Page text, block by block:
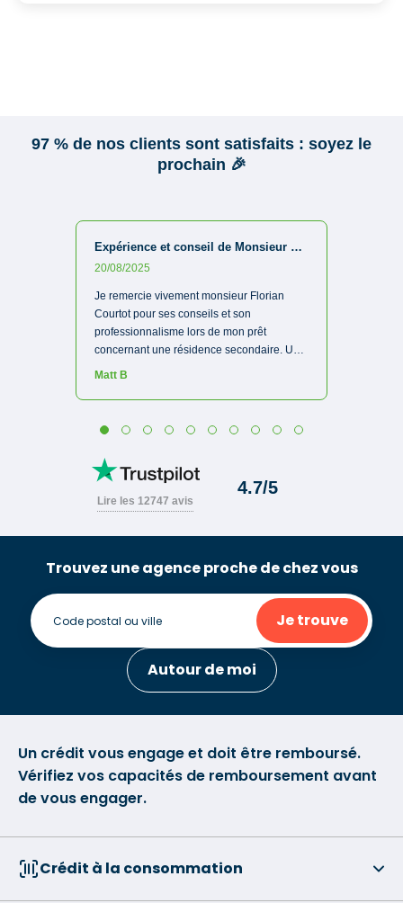
Trouvez une agence proche de chez vous
Je trouve
Autour de moi
Un crédit vous engage et doit être remboursé.
Vérifiez vos capacités de remboursement avant
de vous engager.
Crédit à la consommation